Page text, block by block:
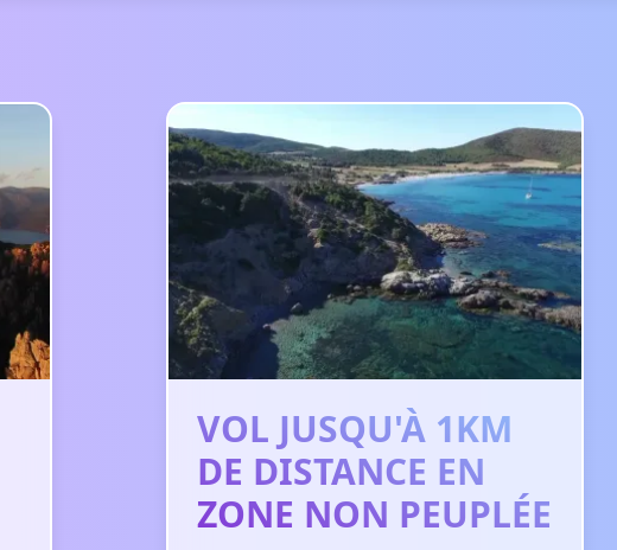
VOL JUSQU'À 1KM
DE DISTANCE EN
ZONE NON PEUPLÉE